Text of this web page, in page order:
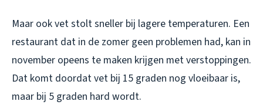
Maar ook vet stolt sneller bij lagere temperaturen. Een
restaurant dat in de zomer geen problemen had, kan in
november opeens te maken krijgen met verstoppingen.
Dat komt doordat vet bij 15 graden nog vloeibaar is,
maar bij 5 graden hard wordt.